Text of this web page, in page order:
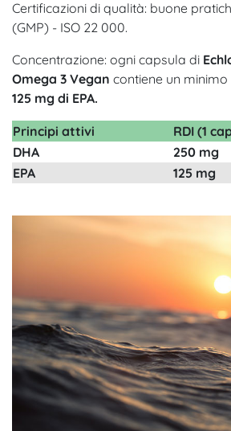
Certificazioni di qualità: buone
(GMP) - ISO 22 000.
Concentrazione: ogni capsula di
Omega 3 Vegan contiene un minimo
125 mg di EPA.
Principi attivi
RDI (1
DHA
250 mg
EPA
125 mg